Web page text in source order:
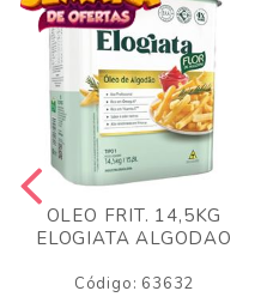
OLEO FRIT. 14,5KG
ELOGIATA ALGODAO
Código: 63632